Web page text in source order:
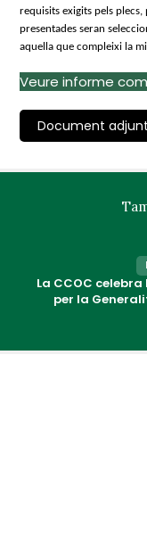
requisits exigits pels plecs,
presentades seran
aquella que compleixi la
Veure informe
Document adjunt
La CCOC
per la